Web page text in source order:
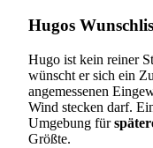
Hugos
Hugo ist kein reiner
wünscht er sich ein
angemessenen
Wind stecken darf.
Umgebung für
Größte.